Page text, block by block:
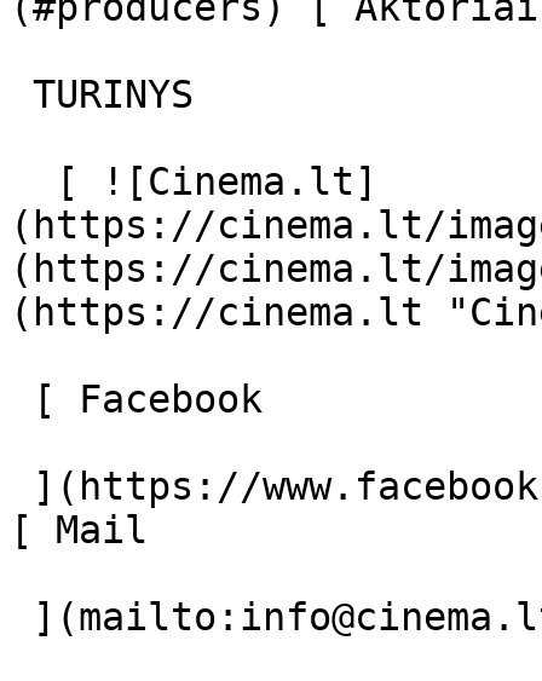
(https://cinema.lt/
(https://cinema.lt/
(https://cinema.lt
[ Mail